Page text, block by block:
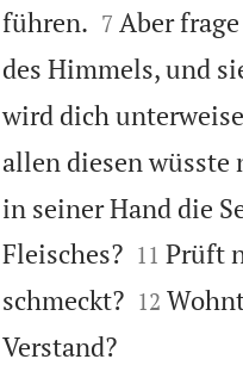
führen.
7 Aber
des Himmels, und
wird dich
allen diesen wüsste
in seiner Hand die
Fleisches?
11 Prüft
schmeckt?
12
Verstand?